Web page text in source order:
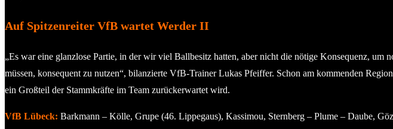
Auf Spitzenreiter VfB wartet Werder II
„Es war eine glanzlose Partie, in der wir viel Ballbesitz hatten, aber nicht die nötige Konsequenz,
müssen, konsequent zu nutzen“, bilanzierte VfB-Trainer Lukas Pfeiffer. Schon am kommenden
ein Großteil der Stammkräfte im Team zurückerwartet wird.
VfB Lübeck: Barkmann – Kölle, Grupe (46. Lippegaus), Kassimou, Sternberg – Plume – Daube,